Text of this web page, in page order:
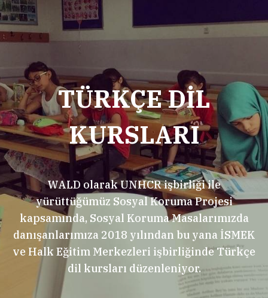
TÜRKÇE DİL
KURSLARI
WALD olarak UNHCR işbirliği ile
yürüttüğümüz Sosyal Koruma Projesi
kapsamında, Sosyal Koruma Masalarımızda
danışanlarımıza 2018 yılından bu yana İSMEK
ve Halk Eğitim Merkezleri işbirliğinde Türkçe
dil kursları düzenleniyor.